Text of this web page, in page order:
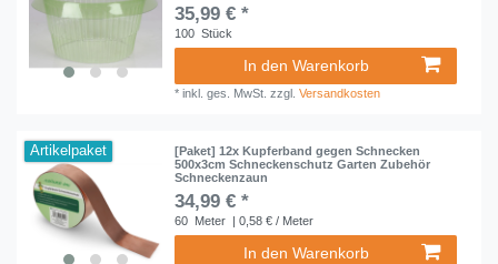
35,99 € *
100 Stück
In den Warenkorb
*inkl. ges. MwSt. zzgl.Versandkosten
Artikelpaket
[Paket] 12x Kupferband gegen Schnecken
500x3cm Schneckenschutz Garten Zubehör
Schneckenzaun
34,99 € *
60 Meter | 0,58 € / Meter
In den Warenkorb